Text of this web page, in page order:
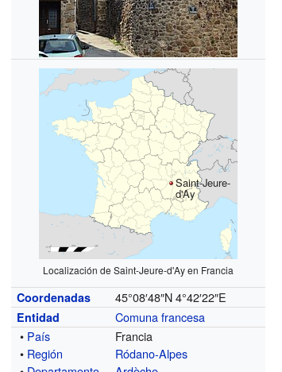
Saint-Jeure-
d'Ay
Localización de Saint-Jeure-d'Ay en Francia
Coordenadas 45°08′48″N 4°42′22″E
Entidad
Comuna francesa
• País
Francia
• Región
Ródano-Alpes